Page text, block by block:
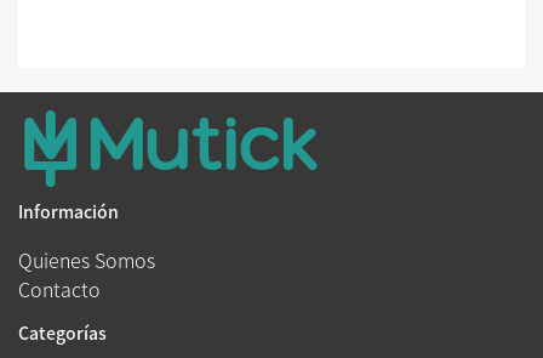
Información
Quienes Somos
Contacto
Categorías